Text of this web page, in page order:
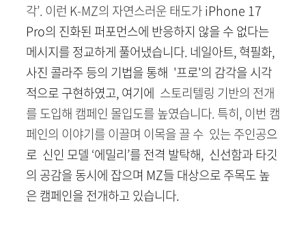
각’. 이런 K-MZ의 자연스러운 태도가iPhone 17
Pro의 진화된 퍼포먼스에 반응하지 않을 수 없다는
메시지를 정교하게 풀어냈습니다. 네일아트, 혁필화,
사진 콜라주 등의 기법을 통해 '프로'의 감각을 시각
적으로 구현하였고, 여기에 스토리텔링 기반의 전개
를 도입해 캠페인 몰입도를 높였습니다. 특히, 이번 캠
페인의 이야기를 이끌며 이목을 끌 수 있는 주인공으
로 신인 모델 ‘에밀리’를 전격 발탁해, 신선함과 타깃
의 공감을 동시에 잡으며 MZ들 대상으로 주목도 높
은 캠페인을 전개하고 있습니다.